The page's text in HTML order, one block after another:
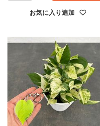
お気に入り追加